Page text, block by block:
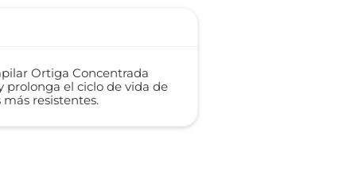
Ortiga Concentrada
prolonga el ciclo de vida de
resistentes.